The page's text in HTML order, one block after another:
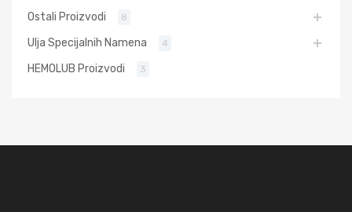
Ostali Proizvodi 8
Ulja Specijalnih Namena 4
HEMOLUB Proizvodi 3